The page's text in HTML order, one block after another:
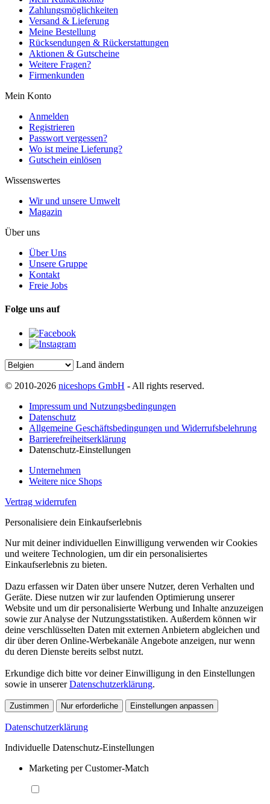
Zahlungsmöglichkeiten
Versand & Lieferung
Meine Bestellung
Rücksendungen & Rückerstattungen
Aktionen & Gutscheine
Weitere Fragen?
Firmenkunden
Mein Konto
Anmelden
Registrieren
Passwort vergessen?
Wo ist meine Lieferung?
Gutschein einlösen
Wissenswertes
Wir und unsere Umwelt
Magazin
Über uns
Über Uns
Unsere Gruppe
Kontakt
Freie Jobs
Folge uns auf
Land ändern
© 2010-2026 niceshops GmbH - All rights reserved.
Impressum und Nutzungsbedingungen
Datenschutz
Allgemeine Geschäftsbedingungen und Widerrufsbelehrung
Barrierefreiheitserklärung
Datenschutz-Einstellungen
Unternehmen
Weitere nice Shops
Vertrag widerrufen
Personalisiere dein Einkaufserlebnis
Nur mit deiner individuellen Einwilligung verwenden wir Cookies
und weitere Technologien, um dir ein personalisiertes
Einkaufserlebnis zu bieten.
Dazu erfassen wir Daten über unsere Nutzer, deren Verhalten und
Geräte. Diese nutzen wir zur laufenden Optimierung unserer
Website und um dir personalisierte Werbung und Inhalte anzuzeigen
sowie zur Analyse der Nutzungsstatistiken. Außerdem können wir
deine verschlüsselten Daten mit externen Anbietern abgleichen und
dir über deren Online-Werbekanäle Angebote anzeigen, nur wenn
du deren Dienste bereits selbst nutzt.
Erkundige dich bitte vor deiner Einwilligung in den Einstellungen
sowie in unsererDatenschutzerklärung.
Zustimmen Nur erforderliche Einstellungen anpassen
Datenschutzerklärung
Individuelle Datenschutz-Einstellungen
Marketing per Customer-Match